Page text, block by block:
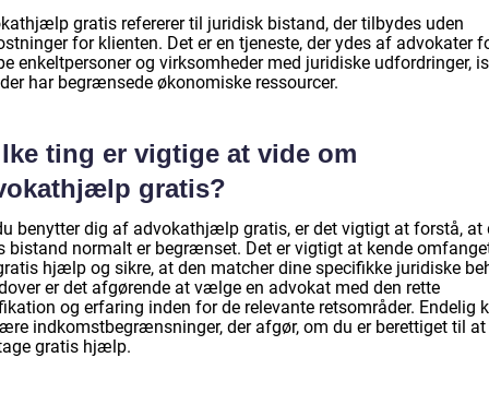
gratis refererer til juridisk bistand, der tilbydes uden
for klienten. Det er en tjeneste, der ydes af advokater
enkeltpersoner og virksomheder med juridiske udfordringer,
har begrænsede økonomiske ressourcer.
ting er vigtige at vide om
gratis?
benytter dig af advokathjælp gratis, er det vigtigt at forstå, at
bistand normalt er begrænset. Det er vigtigt at kende
hjælp og sikre, at den matcher dine specifikke juridiske
er det afgørende at vælge en advokat med den rette
og erfaring inden for de relevante retsområder. Endelig
indkomstbegrænsninger, der afgør, om du er berettiget til at
gratis hjælp.